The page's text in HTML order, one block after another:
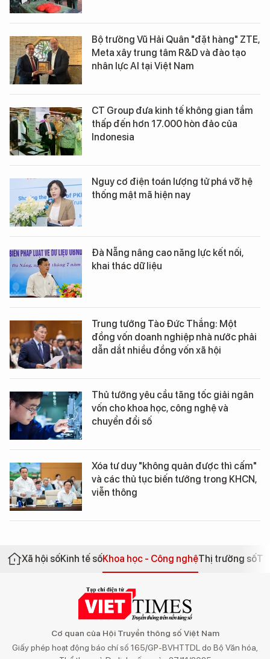
Bộ trưởng Vũ Hải Quân "đặt hàng" ZTE,
Meta xây trung tâm R&D và đào tạo
nhân lực AI tại Việt Nam
CT Group đưa kinh tế không gian tầm
thấp đến hơn 17.000 hòn đảo của
Indonesia
Nguy cơ điện toán lượng tử phá vỡ hệ
thống mật mã hiện nay
Đà Nẵng nâng cao năng lực kết nối,
khai thác dữ liệu
Trung tướng Tào Đức Thắng: Một
đồng vốn doanh nghiệp nhà nước phải
dẫn dắt nhiều đồng vốn xã hội
Thủ tướng yêu cầu tăng tốc giải ngân
vốn cho khoa học, công nghệ và
chuyển đổi số
Xóa tư duy "không quản được thì cấm"
và các thủ tục biến tướng trong KHCN,
viễn thông
Xã hội sốKinh tế sốKhoa học - Công nghệThị trường số
Cơ quan của Hội Truyền thông số Việt Nam
Giấy phép hoạt động báo chí số 165/GP-BVHTTDL do Bộ Văn hóa,